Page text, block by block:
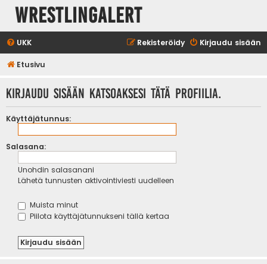
WrestlingAlert
UKK Kirjaudu sisään
Rekisteröidy
Etusivu
Kirjaudu sisään katsoaksesi tätä profiilia.
Käyttäjätunnus:
Salasana:
Unohdin salasanani
Lähetä tunnusten aktivointiviesti uudelleen
Muista minut
Piilota käyttäjätunnukseni tällä kertaa